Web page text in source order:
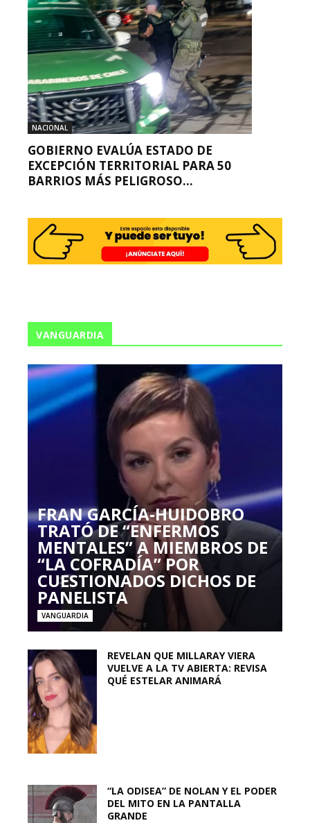
NACIONAL
GOBIERNO EVALÚA ESTADO DE
EXCEPCIÓN TERRITORIAL PARA 50
BARRIOS MÁS PELIGROSO...
VANGUARDIA
FRAN GARCÍA-HUIDOBRO
TRATÓ DE “ENFERMOS
MENTALES” A MIEMBROS DE
“LA COFRADÍA” POR
CUESTIONADOS DICHOS DE
PANELISTA
VANGUARDIA
REVELAN QUE MILLARAY VIERA
VUELVE A LA TV ABIERTA: REVISA
QUÉ ESTELAR ANIMARÁ
“LA ODISEA” DE NOLAN Y EL PODER
DEL MITO EN LA PANTALLA
GRANDE